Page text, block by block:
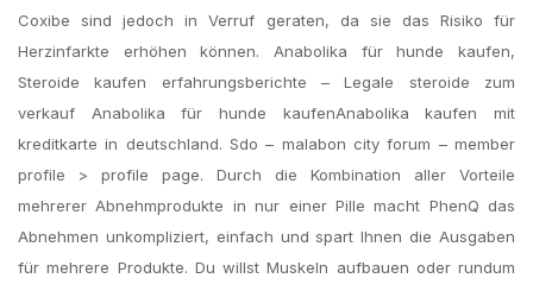
Coxibe sind jedoch in Verruf geraten, da sie das Risiko für
Herzinfarkte erhöhen können. Anabolika für hunde kaufen,
Steroide kaufen erfahrungsberichte – Legale steroide zum
verkauf Anabolika für hunde kaufenAnabolika kaufen mit
kreditkarte in deutschland. Sdo – malabon city forum – member
profile > profile page. Durch die Kombination aller Vorteile
mehrerer Abnehmprodukte in nur einer Pille macht PhenQ das
Abnehmen unkompliziert, einfach und spart Ihnen die Ausgaben
für mehrere Produkte. Du willst Muskeln aufbauen oder rundum